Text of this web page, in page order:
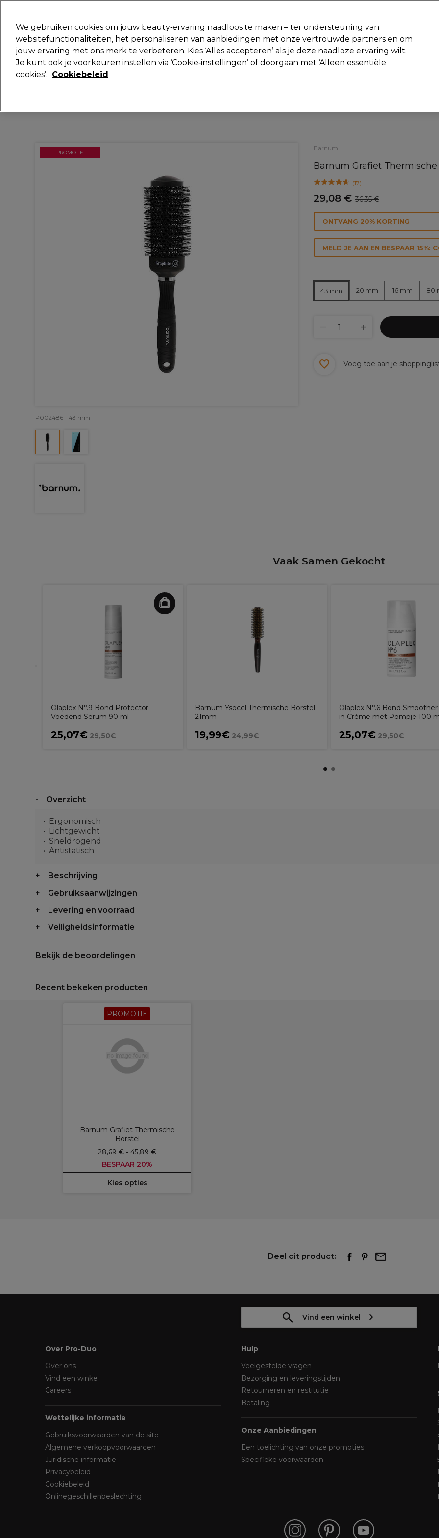
Merken Deals Haar Elektra Beauty Salon interieur Mannen Vegan Nieuwe producten
Volgende dag geleverd*
Barnum
Barnum Grafiet
(17)
29,08 € 36,35 €
PROMOTIE
P002486 - 43 mm
ONTVANG 20% KORTING
MELD JE AAN EN BESPAAR 15%:
43 mm 20 mm 16 mm 80
Voeg toe aan je
Vaak Samen Gekocht
Olaplex N°.9 Bond Protector
Voedend Serum 90 ml
25,07€ 29,50€
Barnum Ysocel Thermische Borstel
21mm
19,99€ 24,99€
Olaplex N°.6 Bond
in Crème met Pompje 100
25,07€ 29,50€
Overzicht
Ergonomisch
Lichtgewicht
Sneldrogend
Antistatisch
Beschrijving
Gebruiksaanwijzingen
Levering en voorraad
Veiligheidsinformatie
Bekijk de beoordelingen
Recent bekeken producten
PROMOTIE
Barnum Grafiet Thermische
Borstel
28,69 € - 45,89 €
BESPAAR 20%
Kies opties
Deel dit product:
Vind een winkel
Over Pro-Duo
Over ons
Vind een winkel
Careers
Wettelijke informatie
Gebruiksvoorwaarden van de site
Algemene verkoopvoorwaarden
Juridische informatie
Privacybeleid
Cookiebeleid
Onlinegeschillenbeslechting
Hulp
Veelgestelde vragen
Bezorging en leveringstijden
Retourneren en restitutie
Betaling
Onze Aanbiedingen
Een toelichting van onze promoties
Specifieke voorwaarden
We gebruiken cookies om jouw beauty‑ervaring naadloos te maken – ter ondersteuning van
websitefunctionaliteiten, het personaliseren van aanbiedingen met onze vertrouwde partners en om
jouw ervaring met ons merk te verbeteren. Kies ‘Alles accepteren’ als je deze naadloze ervaring wilt.
Je kunt ook je voorkeuren instellen via ‘Cookie‑instellingen’ of doorgaan met ‘Alleen essentiële
cookies’. Cookiebeleid